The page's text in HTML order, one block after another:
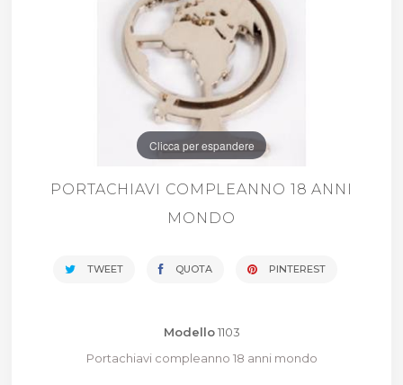
Clicca per espandere
PORTACHIAVI COMPLEANNO 18 ANNI
MONDO
TWEET QUOTA PINTEREST
Modello 1103
Portachiavi compleanno 18 anni mondo